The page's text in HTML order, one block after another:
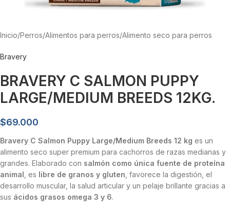
Inicio/Perros/Alimentos para perros/Alimento seco para perros
Bravery
BRAVERY C SALMON PUPPY
LARGE/MEDIUM BREEDS 12KG.
$69.000
Bravery C Salmon Puppy Large/Medium Breeds 12 kg es un
alimento seco super premium para cachorros de razas medianas y
grandes. Elaborado con salmón como única fuente de proteína
animal , es libre de granos y gluten , favorece la digestión, el
desarrollo muscular, la salud articular y un pelaje brillante gracias a
sus ácidos grasos omega 3 y 6.